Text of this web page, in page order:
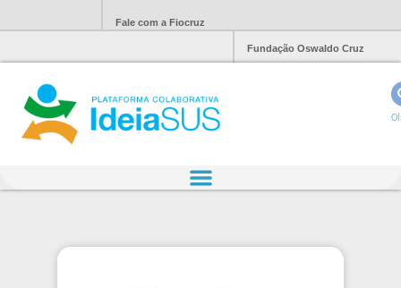
Fale com a Fiocruz
Fundação Oswaldo Cruz